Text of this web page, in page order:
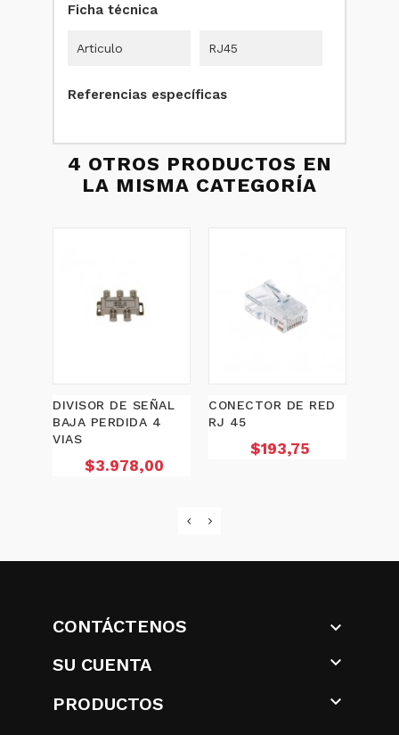
Ficha técnica
Articulo RJ45
Referencias específicas
4 OTROS PRODUCTOS EN
LA MISMA CATEGORÍA
DIVISOR DE SEÑAL
BAJA PERDIDA 4
VIAS
Precio
$3.978,00
CONECTOR DE RED
RJ 45
Precio
$193,75
CONTÁCTENOS

SU CUENTA

PRODUCTOS
